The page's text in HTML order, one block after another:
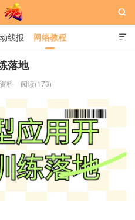

线报 网络教程

落地
料 阅读(173)